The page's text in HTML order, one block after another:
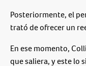
Posteriormente, el
trató de ofrecer un
En ese momento,
que saliera, y este lo